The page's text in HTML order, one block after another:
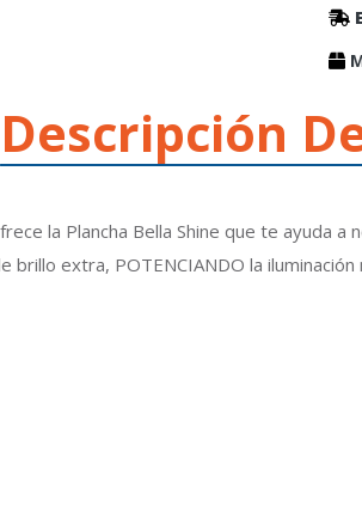
Descripción
la Plancha Bella Shine que te ayuda
extra, POTENCIANDO la iluminación